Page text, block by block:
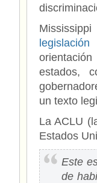
estados,
un texto
La ACLU
Estados
Este
de